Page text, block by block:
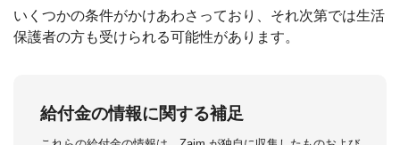
いくつかの条件がかけあわさっており、それ次第では生活
保護者の方も受けられる可能性があります。
給付金の情報に関する補足